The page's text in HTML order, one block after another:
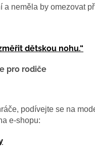
neměla by omezovat
dětskou nohu.“
pro rodiče
podívejte se na
e-shopu: